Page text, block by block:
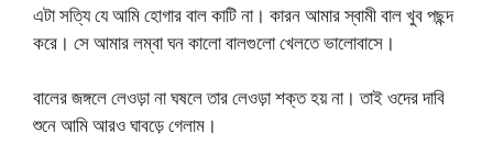
এটা সত্যি যে আমি হোগার বাল কাটি না। কারন আমার স্বামী বাল খুব পছন্দ
করে। সে আমার লম্বা ঘন কালো বালগুলো খেলতে ভালোবাসে।
বালের জঙ্গলে লেওড়া না ঘষলে তার লেওড়া শক্ত হয় না। তাই ওদের দাবি
শুনে আমি আরও ঘাবড়ে গেলাম।